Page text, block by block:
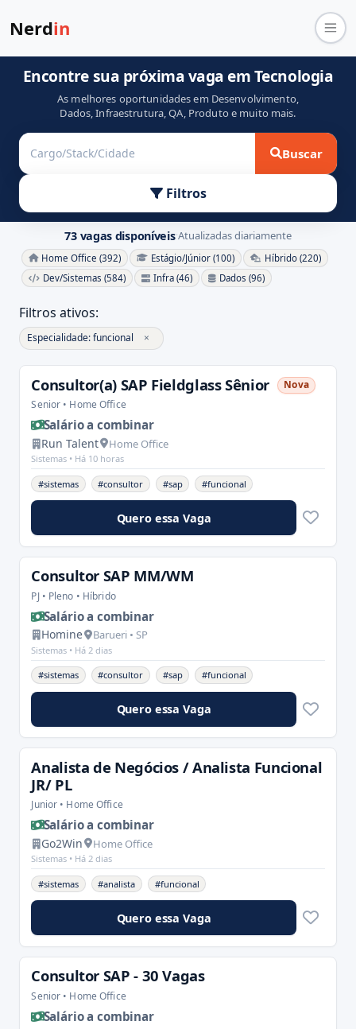
Nerdin
Encontre sua próxima vaga em Tecnologia
As melhores oportunidades em Desenvolvimento,
Dados, Infraestrutura, QA, Produto e muito mais.
Buscar
Filtros
73 vagas disponíveis·Atualizadas diariamente
Home Office (392) Estágio/Júnior (100)
Híbrido (220)
Dev/Sistemas (584)
Infra (46) Dados (96)
Filtros ativos:
Especialidade: funcional ×
Consultor(a) SAP Fieldglass Sênior
Nova
Senior • Home Office
Salário a combinar
Run Talent Home Office
Sistemas • Há 10 horas
#sistemas #consultor #sap #funcional
Quero essa Vaga
Consultor SAP MM/WM
PJ • Pleno • Híbrido
Salário a combinar
Homine Barueri • SP
Sistemas • Há 2 dias
#sistemas #consultor #sap #funcional
Quero essa Vaga
Analista de Negócios / Analista Funcional
JR/ PL
Junior • Home Office
Salário a combinar
Go2Win Home Office
Sistemas • Há 2 dias
#sistemas #analista #funcional
Quero essa Vaga
Consultor SAP - 30 Vagas
Senior • Home Office
Salário a combinar